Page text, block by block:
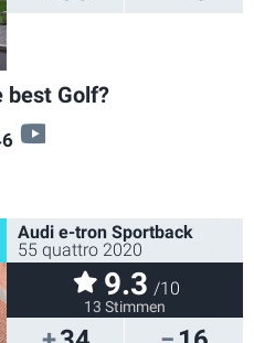
best Golf?
Audi e-tron Sportback
55 quattro 2020
9.3 /10
13 Stimmen